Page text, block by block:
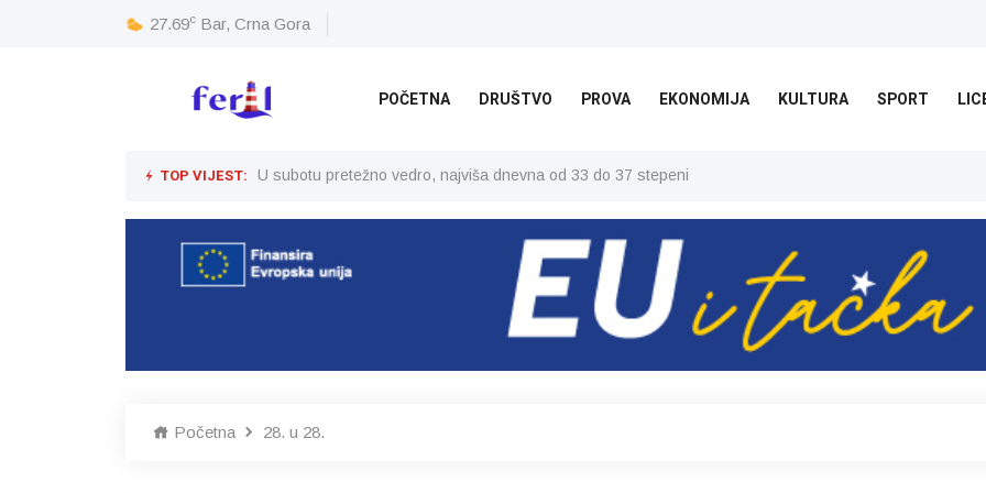
27.69c Bar, Crna Gora
POČETNA DRUŠTVO PROVA EKONOMIJA KULTURA SPORT
TOP VIJEST: U subotu pretežno vedro, najviša dnevna od 33 do 37 stepeni
Početna 28. u 28.